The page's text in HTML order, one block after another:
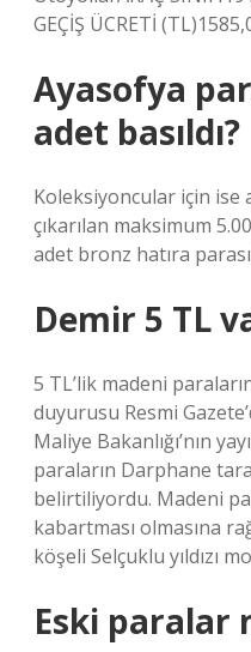
GEÇİŞ ÜCRETİ
Ayasofya
adet basıldı?
Koleksiyoncular için ise
çıkarılan maksimum
adet bronz hatıra parası
Demir 5 TL
5 TL’lik madeni
duyurusu Resmi
Maliye Bakanlığı’nın
paraların Darphane
belirtiliyordu. Madeni
kabartması olmasına
köşeli Selçuklu yıldızı
Eski paralar